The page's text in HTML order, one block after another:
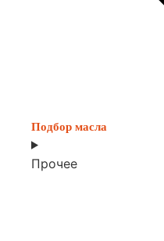
Подбор масла
Прочее